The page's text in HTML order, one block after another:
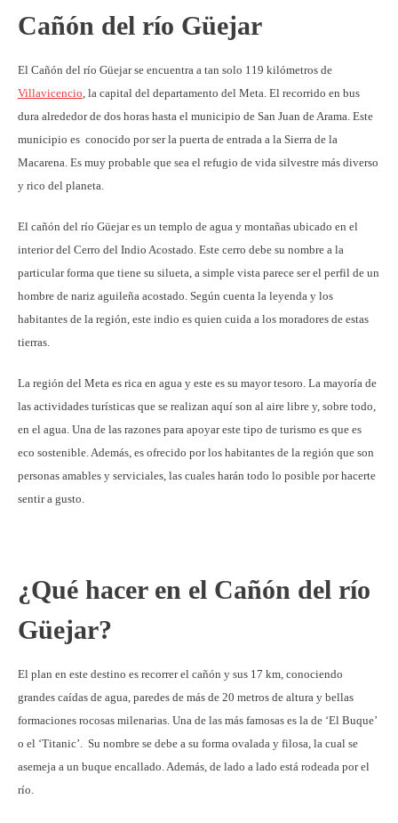
Cañón del río Güejar
El Cañón del río Güejar se encuentra a tan solo 119 kilómetros de
Villavicencio, la capital del departamento del Meta. El recorrido en bus
dura alrededor de dos horas hasta el municipio de San Juan de Arama. Este
municipio es conocido por ser la puerta de entrada a la Sierra de la
Macarena. Es muy probable que sea el refugio de vida silvestre más diverso
y rico del planeta.
El cañón del río Güejar es un templo de agua y montañas ubicado en el
interior del Cerro del Indio Acostado. Este cerro debe su nombre a la
particular forma que tiene su silueta, a simple vista parece ser el perfil de un
hombre de nariz aguileña acostado. Según cuenta la leyenda y los
habitantes de la región, este indio es quien cuida a los moradores de estas
tierras.
La región del Meta es rica en agua y este es su mayor tesoro. La mayoría de
las actividades turísticas que se realizan aquí son al aire libre y, sobre todo,
en el agua. Una de las razones para apoyar este tipo de turismo es que es
eco sostenible. Además, es ofrecido por los habitantes de la región que son
personas amables y serviciales, las cuales harán todo lo posible por hacerte
sentir a gusto.
¿Qué hacer en el Cañón del río
Güejar?
El plan en este destino es recorrer el cañón y sus 17 km, conociendo
grandes caídas de agua, paredes de más de 20 metros de altura y bellas
formaciones rocosas milenarias. Una de las más famosas es la de ‘El Buque’
o el ‘Titanic’. Su nombre se debe a su forma ovalada y filosa, la cual se
asemeja a un buque encallado. Además, de lado a lado está rodeada por el
río.